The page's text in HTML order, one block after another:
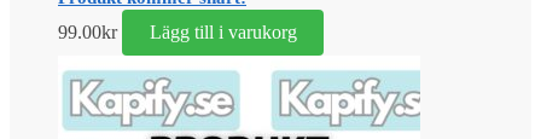
99.00kr Lägg till i varukorg